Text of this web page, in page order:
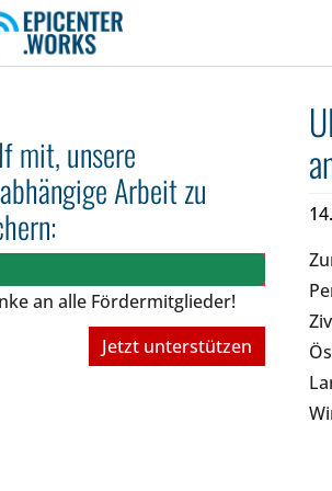
mit, unsere
Arbeit zu
an alle Fördermitglieder!
Jetzt unterstützen